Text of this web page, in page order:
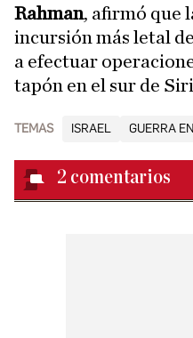
Rahman, afirmó que
incursión más letal
a efectuar
tapón en el sur de
TEMAS ISRAEL GUERRA
2 comentarios